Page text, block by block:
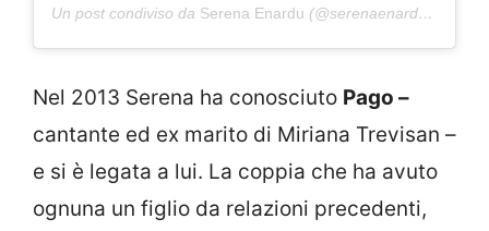
Un post condiviso da Serena Enardu (@serenaenardu) in data:
Nel 2013 Serena ha conosciuto Pago –
cantante ed ex marito di Miriana Trevisan –
e si è legata a lui. La coppia che ha avuto
ognuna un figlio da relazioni precedenti,